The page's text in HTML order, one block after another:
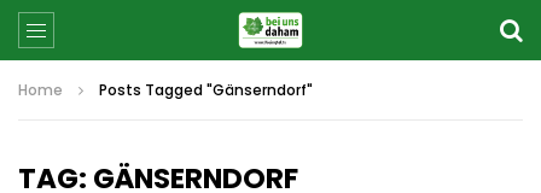
Home Posts Tagged "Gänserndorf"
TAG: GÄNSERNDORF